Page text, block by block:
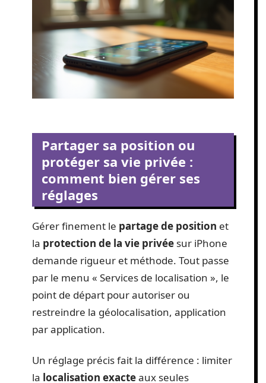
Partager sa position ou
protéger sa vie privée :
comment bien gérer ses
réglages
Gérer finement le partage de position et
la protection de la vie privée sur iPhone
demande rigueur et méthode. Tout passe
par le menu « Services de localisation », le
point de départ pour autoriser ou
restreindre la géolocalisation, application
par application.
Un réglage précis fait la différence : limiter
la localisation exacteaux seules